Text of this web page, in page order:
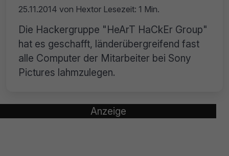
25.11.2014 von Hextor Lesezeit: 1 Min.
Die Hackergruppe "HeArT HaCkEr Group"
hat es geschafft, länderübergreifend fast
alle Computer der Mitarbeiter bei Sony
Pictures lahmzulegen.